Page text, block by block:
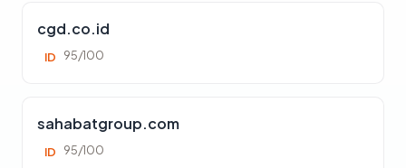
cgd.co.id
ID 95/100
sahabatgroup.com
ID 95/100